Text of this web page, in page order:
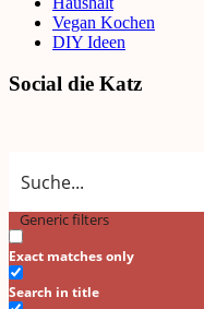
Vegan Kochen
DIY Ideen
Social die Katz
Generic filters
Exact matches only
Search in title